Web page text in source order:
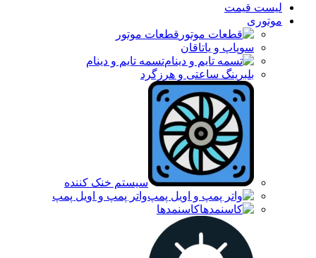
لیست قیمت
موتوری
قطعات موتور
سوپاپ و یاتاقان
تسمه تایم و دینام
بلبرینگ ساعتی و هرزگرد
سیستم خنک کننده
واتر پمپ و اویل پمپ
کاسنمدها